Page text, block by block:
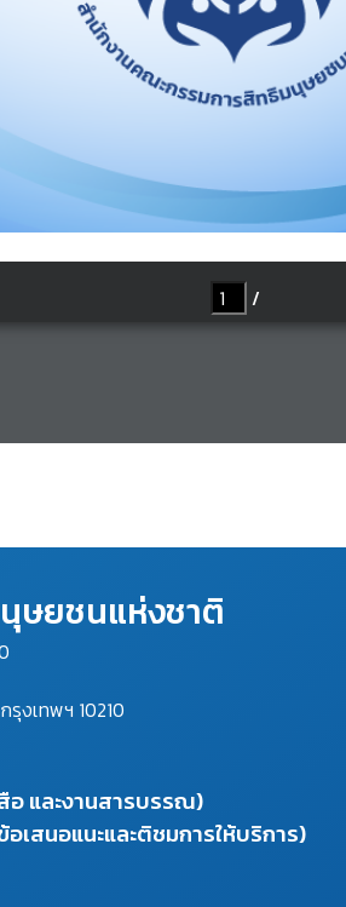
ษยชนแห่งชาติ
งเทพฯ 10210
อ และงานสารบรรณ)
สนอแนะและติชมการให้บริการ)